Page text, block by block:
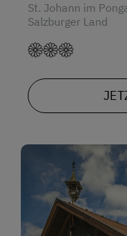
St. Johann im
Salzburger Land